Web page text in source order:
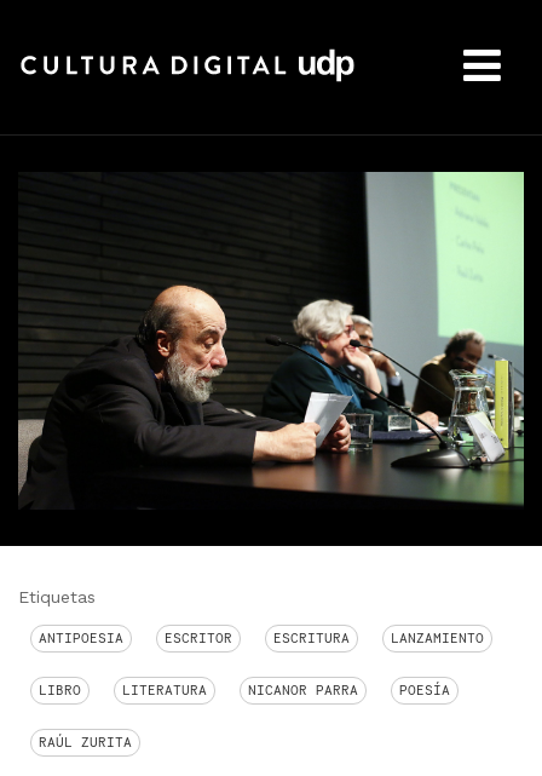
Etiquetas
ANTIPOESIA ESCRITOR ESCRITURA LANZAMIENTO
LIBRO LITERATURA NICANOR PARRA POESÍA
RAÚL ZURITA